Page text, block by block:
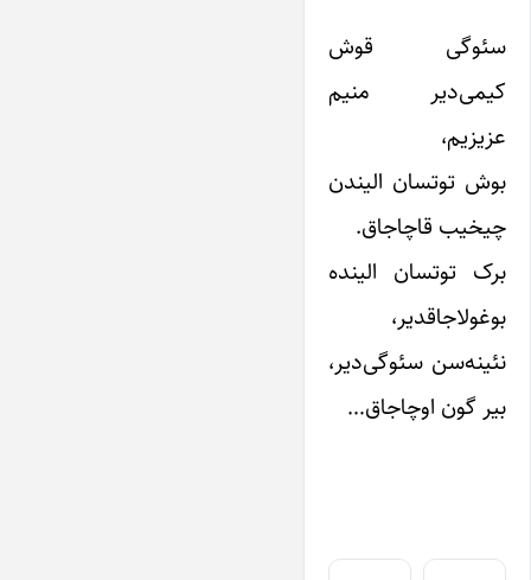
سئوگی قوش
کیمی‌دیر منیم
عزیزیم،
بوش توتسان الیندن
چیخیب قاچاجاق.
برک توتسان الینده
بوغولاجاقدیر،
نئینه‌سن سئوگی‌دیر،
بیر گون اوچاجاق…